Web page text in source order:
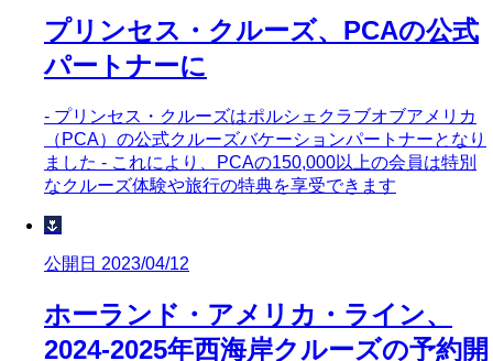
プリンセス・クルーズ、PCAの公式
パートナーに
- プリンセス・クルーズはポルシェクラブオブアメリカ
（PCA）の公式クルーズバケーションパートナーとなり
ました - これにより、PCAの150,000以上の会員は特別
なクルーズ体験や旅行の特典を享受できます
🌷
公開日 2023/04/12
ホーランド・アメリカ・ライン、
2024-2025年西海岸クルーズの予約開